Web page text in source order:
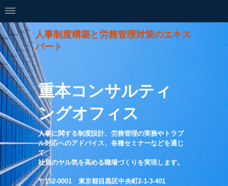
人事制度構築と労務管理対策のエキス
パート
重本コンサルティ
ングオフィス
人事に関する制度設計、労務管理の実務やトラブ
ル対応へのアドバイス、各種セミナーなどを通じ
て、
社員のヤル気を高める職場づくりを実現します。
〒152-0001 東京都目黒区中央町2-1-3-401